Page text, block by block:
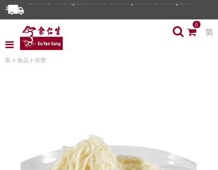
0
简
家 食品 燕窝